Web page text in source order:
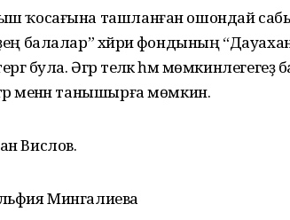
ҡосағына ташланған ошондай
балалар” хәйриә фондының
була. Әгәр теләк һәм
менән танышырға мөмкин.
Вислов.
Мингалиева